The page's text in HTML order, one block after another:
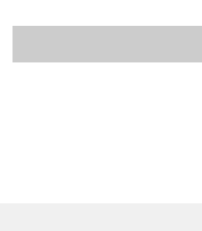
ことがあります。